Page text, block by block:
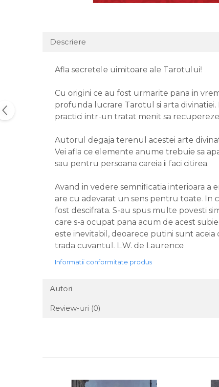
Descriere
Afla secretele uimitoare ale Tarotului!
Cu origini ce au fost urmarite pana in
profunda lucrare Tarotul si arta
practici intr-un tratat menit sa
Autorul degaja terenul acestei arte
Vei afla ce elemente anume trebuie sa
sau pentru persoana careia ii faci citirea.
Avand in vedere semnificatia interioara a
are cu adevarat un sens pentru toate. In
fost descifrata. S-au spus multe povesti
care s-a ocupat pana acum de acest
este inevitabil, deoarece putini sunt
trada cuvantul. L.W. de Laurence
Informatii conformitate produs
Autori
Review-uri (0)